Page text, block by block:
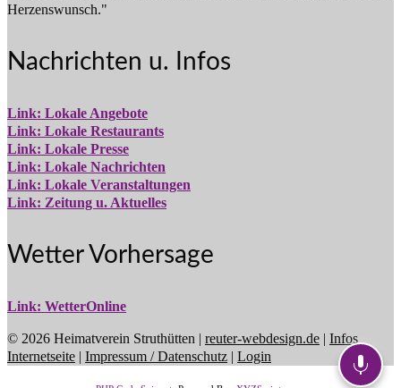
Herzenswunsch."
Nachrichten u. Infos
Link: Lokale Angebote
Link: Lokale Restaurants
Link: Lokale Presse
Link: Lokale Nachrichten
Link: Lokale Veranstaltungen
Link: Zeitung u. Aktuelles
Wetter Vorhersage
Link: WetterOnline
© 2026 Heimatverein Struthütten | reuter-webdesign.de | Infos
Internetseite | Impressum / Datenschutz | Login